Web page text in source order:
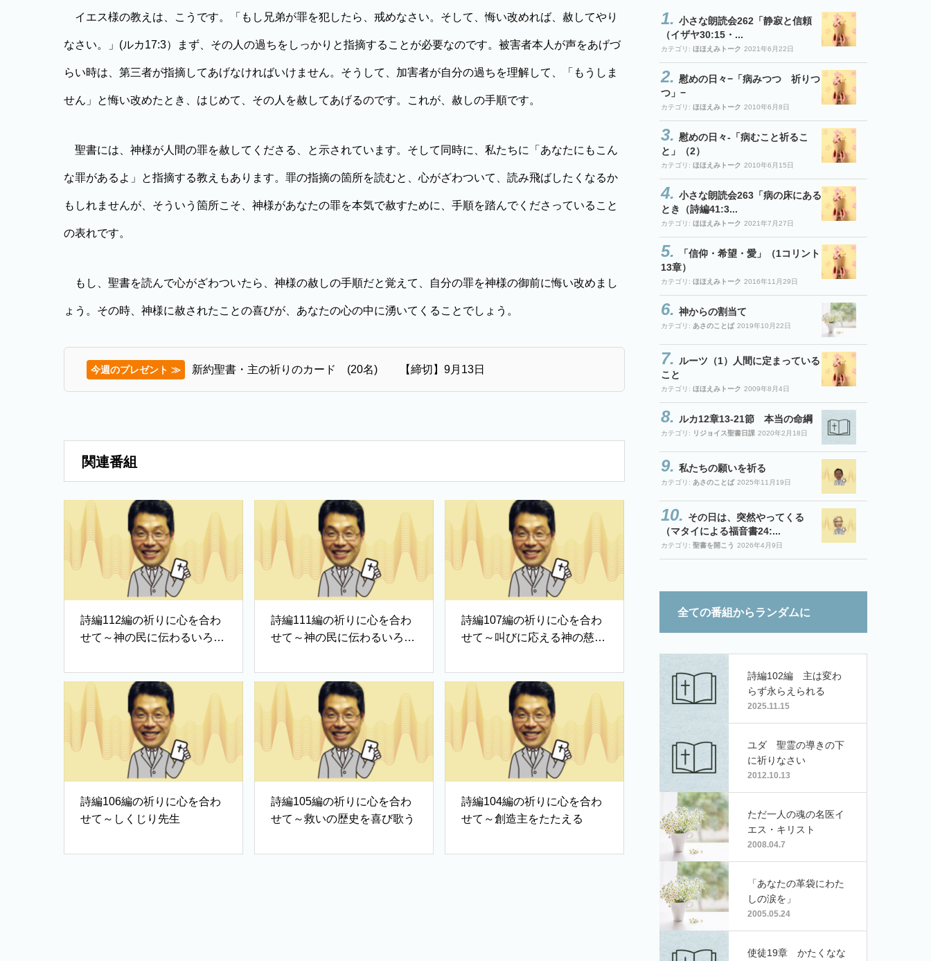
イエス様の教えは、こうです。「もし兄弟が罪を犯したら、戒めなさい。そして、悔い改めれば、赦してやり
なさい。」(ルカ17:3）まず、その人の過ちをしっかりと指摘することが必要なのです。被害者本人が声をあげづ
らい時は、第三者が指摘してあげなければいけません。そうして、加害者が自分の過ちを理解して、「もうしま
せん」と悔い改めたとき、はじめて、その人を赦してあげるのです。これが、赦しの手順です。
聖書には、神様が人間の罪を赦してくださる、と示されています。そして同時に、私たちに「あなたにもこん
な罪があるよ」と指摘する教えもあります。罪の指摘の箇所を読むと、心がざわついて、読み飛ばしたくなるか
もしれませんが、そういう箇所こそ、神様があなたの罪を本気で赦すために、手順を踏んでくださっていること
の表れです。
もし、聖書を読んで心がざわついたら、神様の赦しの手順だと覚えて、自分の罪を神様の御前に悔い改めまし
ょう。その時、神様に赦されたことの喜びが、あなたの心の中に湧いてくることでしょう。
今週のプレゼント ≫ 新約聖書・主の祈りのカード (20名) 【締切】9月13日
関連番組
詩編112編の祈りに心を合わ
せて～神の民に伝わるいろは
詩編111編の祈りに心を合わ
せて～神の民に伝わるいろは
詩編107編の祈りに心を合わ
せて～叫びに応える神の慈し
詩編106編の祈りに心を合わ
せて～しくじり先生
詩編105編の祈りに心を合わ
せて～救いの歴史を喜び歌う
詩編104編の祈りに心を合わ
せて～創造主をたたえる
小さな朗読会262「静寂と信頼
（イザヤ30:15・...
カテゴリ: ほほえみトーク 2021年6月22日
慰めの日々−「病みつつ 祈りつ
つ」−
カテゴリ: ほほえみトーク 2010年6月8日
慰めの日々-「病むこと祈るこ
と」（2）
カテゴリ: ほほえみトーク 2010年6月15日
小さな朗読会263「病の床にある
とき（詩編41:3...
カテゴリ: ほほえみトーク 2021年7月27日
「信仰・希望・愛」（1コリント
13章）
カテゴリ: ほほえみトーク 2016年11月29日
神からの割当て
カテゴリ: あさのことば 2019年10月22日
ルーツ（1）人間に定まっている
こと
カテゴリ: ほほえみトーク 2009年8月4日
ルカ12章13-21節 本当の命綱
カテゴリ: リジョイス聖書日課 2020年2月18日
私たちの願いを祈る
カテゴリ: あさのことば 2025年11月19日
その日は、突然やってくる
（マタイによる福音書24:...
カテゴリ: 聖書を開こう 2026年4月9日
全ての番組からランダムに
詩編102編 主は変わ
らず永らえられる
2025.11.15
ユダ 聖霊の導きの下
に祈りなさい
2012.10.13
ただ一人の魂の名医イ
エス・キリスト
2008.04.7
「あなたの革袋にわた
しの涙を」
2005.05.24
使徒19章 かたくなな